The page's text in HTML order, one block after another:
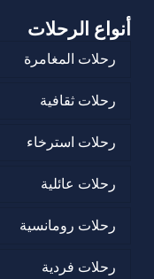
أنواع الرحلات
رحلات المغامرة
رحلات ثقافية
رحلات استرخاء
رحلات عائلية
رحلات رومانسية
رحلات فردية